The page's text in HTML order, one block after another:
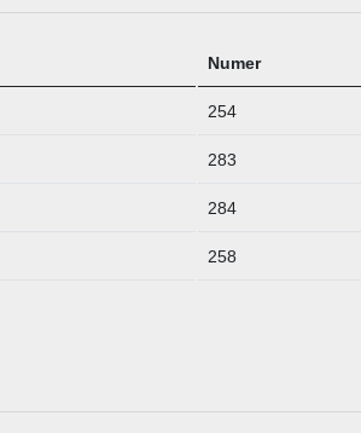
Numer
254
283
284
258